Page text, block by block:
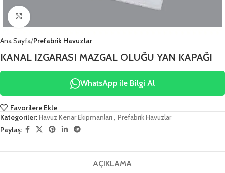
Click to enlarge
Ana Sayfa Prefabrik Havuzlar
KANAL IZGARASI MAZGAL OLUĞU YAN KAPAĞI
WhatsApp ile Bilgi Al
Favorilere Ekle
Kategoriler:Havuz Kenar Ekipmanları, Prefabrik Havuzlar
Paylaş:
AÇIKLAMA